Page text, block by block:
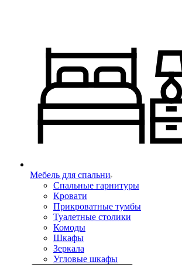
Мебель для спальни
Спальные гарнитуры
Кровати
Прикроватные тумбы
Туалетные столики
Комоды
Шкафы
Зеркала
Угловые шкафы